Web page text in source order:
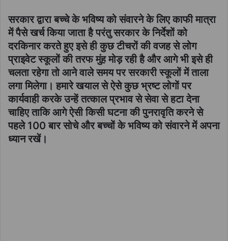
सरकार द्वारा बच्चे के भविष्य को संवारने के लिए काफी मात्रा
में पैसे खर्च किया जाता है परंतु सरकार के निर्देशों को
दरकिनार करते हुए इसे ही कुछ टीचरों की वजह से लोग
प्राइवेट स्कूलों की तरफ मुंह मोड़ रही है और आगे भी इसे ही
चलता रहेगा तो आने वाले समय पर सरकारी स्कूलों में ताला
लगा मिलेगा। हमारे खयाल से ऐसे कुछ भ्रष्ट लोगों पर
कार्यवाही करके उन्हें तत्काल प्रभाव से सेवा से हटा देना
चाहिए ताकि आगे ऐसी किसी घटना की पुनरावृति करने से
पहले 100 बार सोचे और बच्चों के भविष्य को संवारने में अपना
ध्यान रखें।